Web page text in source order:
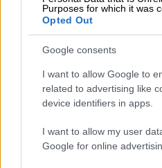
Purposes for which it was
Opted Out
Google consents
I want to allow Google to
related to advertising like
device identifiers in apps.
I want to allow my user
Google for online
Όπως επισήμανε ο
Σχιζάκης, «Ο Θόδωρος
καταφέρει να
ίδιος το έργο του και
εκθέσεις, αλλά ήταν
επέβλεπε αυστηρά
Ολες του οι εκθέσεις